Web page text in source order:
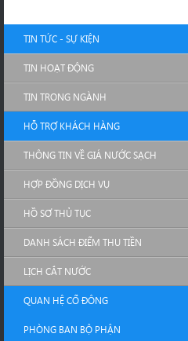
TIN TỨC - SỰ KIỆN
TIN HOẠT ĐỘNG
TIN TRONG NGÀNH
HỖ TRỢ KHÁCH HÀNG
THÔNG TIN VỀ GIÁ NƯỚC SẠCH
HỢP ĐỒNG DỊCH VỤ
HỒ SƠ THỦ TỤC
DANH SÁCH ĐIỂM THU TIỀN
LỊCH CẮT NƯỚC
QUAN HỆ CỔ ĐÔNG
PHÒNG BAN BỘ PHẬN